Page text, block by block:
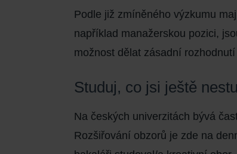
Podle již zmíněného výzkumu
například manažerskou pozici,
možnost dělat zásadní
Studuj, co jsi ještě
Na českých univerzitách bývá
Rozšiřování obzorů je zde na